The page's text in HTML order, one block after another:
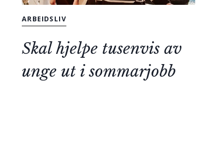
ARBEIDSLIV
Skal hjelpe tusenvis av
unge ut i sommarjobb